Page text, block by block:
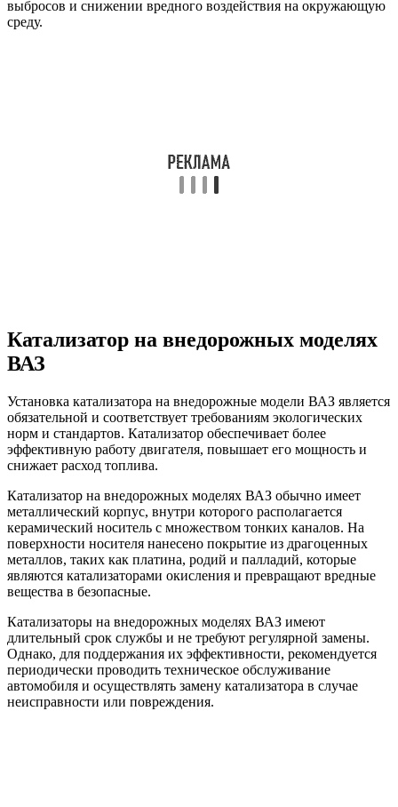
выбросов и снижении вредного воздействия на окружающую
среду.
Катализатор на внедорожных моделях
ВАЗ
Установка катализатора на внедорожные модели ВАЗ является
обязательной и соответствует требованиям экологических
норм и стандартов. Катализатор обеспечивает более
эффективную работу двигателя, повышает его мощность и
снижает расход топлива.
Катализатор на внедорожных моделях ВАЗ обычно имеет
металлический корпус, внутри которого располагается
керамический носитель с множеством тонких каналов. На
поверхности носителя нанесено покрытие из драгоценных
металлов, таких как платина, родий и палладий, которые
являются катализаторами окисления и превращают вредные
вещества в безопасные.
Катализаторы на внедорожных моделях ВАЗ имеют
длительный срок службы и не требуют регулярной замены.
Однако, для поддержания их эффективности, рекомендуется
периодически проводить техническое обслуживание
автомобиля и осуществлять замену катализатора в случае
неисправности или повреждения.